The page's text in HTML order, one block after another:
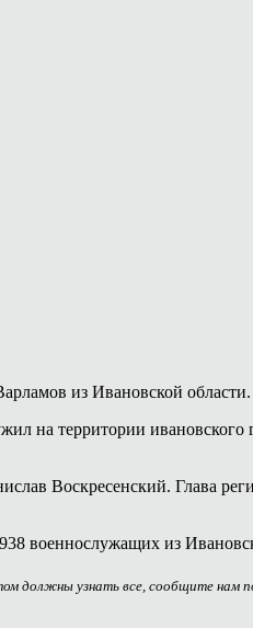
из Ивановской области.
на территории
Воскресенский. Глава
военнослужащих из
должны узнать все, сообщите нам